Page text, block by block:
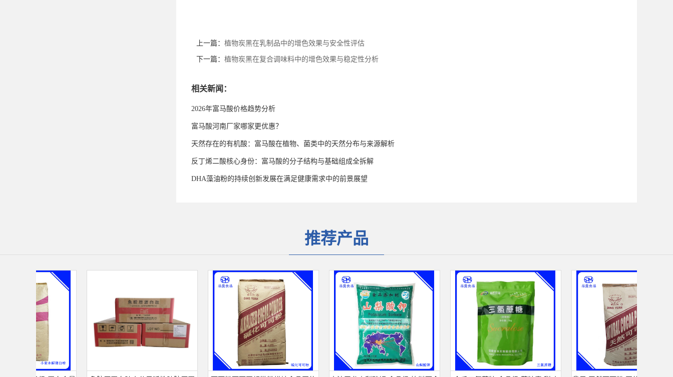
上一篇： 植物炭黑在乳制品中的增色效果与安全性评估
下一篇： 植物炭黑在复合调味料中的增色效果与稳定性分析
相关新闻：
2026年富马酸价格趋势分析
富马酸河南厂家哪家更优惠？
天然存在的有机酸：富马酸在植物、菌类中的天然分布与来源解析
反丁烯二酸核心身份：富马酸的分子结构与基础组成全拆解
DHA藻油粉的持续创新发展在满足健康需求中的前景展望
推荐产品